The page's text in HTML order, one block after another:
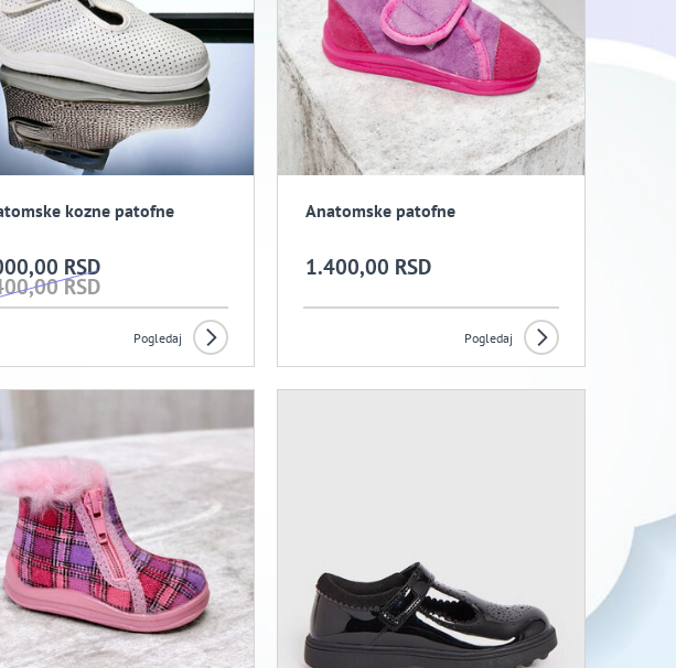
kozne patofne
RSD
RSD
Pogledaj
Anatomske patofne
1.400,00 RSD
Pogledaj